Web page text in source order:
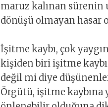
maruz kalınan sürenin
dönüşü olmayan
İşitme kaybı, çok
kişiden biri işitme
değil mi diye
Örgütü, işitme kaybına